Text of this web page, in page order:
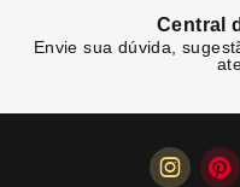
Central
Envie sua dúvida,